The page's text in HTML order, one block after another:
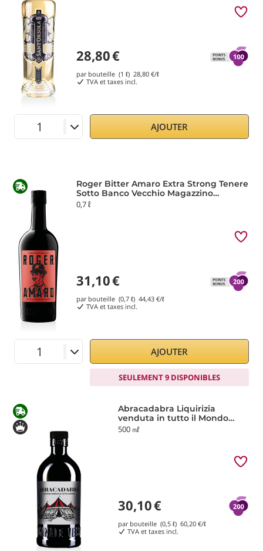
28,80€
par bouteille (1 ℓ) 28,80 €/ℓ
TVA et taxes incl.
AJOUTER
Roger Bitter Amaro Extra Strong Tenere
Sotto Banco Vecchio Magazzino
Doganale
0,7 ℓ
31,10€
par bouteille (0,7 ℓ) 44,43 €/ℓ
TVA et taxes incl.
AJOUTER
SEULEMENT 9 DISPONIBLES
Abracadabra Liquirizia
venduta in tutto il Mondo
Vecchio Magazzino Doganale
500 ㎖
30,10€
par bouteille (0,5 ℓ) 60,20€/ℓ
TVA et taxes incl.